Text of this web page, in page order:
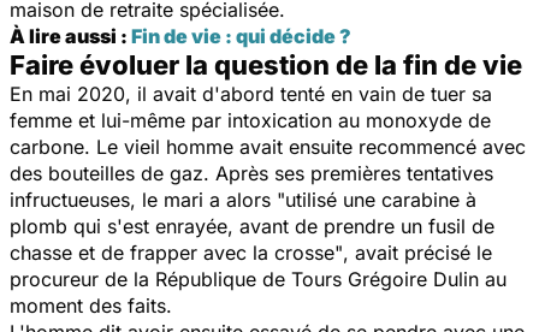
maison de retraite spécialisée.
À lire aussi : Fin de vie : qui décide ?
Faire évoluer la question de la fin de vie
En mai 2020, il avait d'abord tenté en vain de tuer sa
femme et lui-même par intoxication au monoxyde de
carbone. Le vieil homme avait ensuite recommencé avec
des bouteilles de gaz. Après ses premières tentatives
infructueuses, le mari a alors "utilisé une carabine à
plomb qui s'est enrayée, avant de prendre un fusil de
chasse et de frapper avec la crosse", avait précisé le
procureur de la République de Tours Grégoire Dulin au
moment des faits.